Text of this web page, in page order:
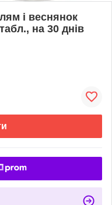
і веснянок
на 30 днів